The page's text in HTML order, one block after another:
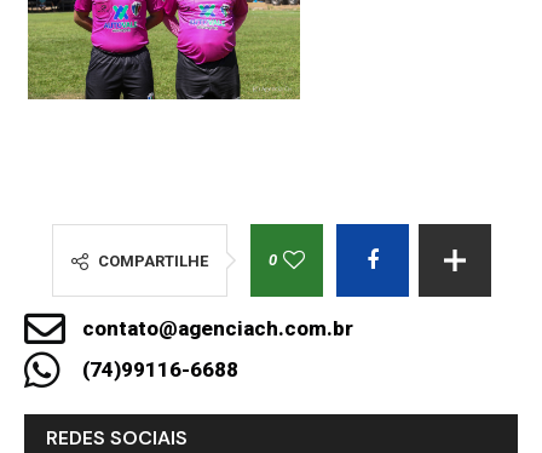
COMPARTILHE 0
contato@agenciach.com.br
(74)99116-6688
REDES SOCIAIS